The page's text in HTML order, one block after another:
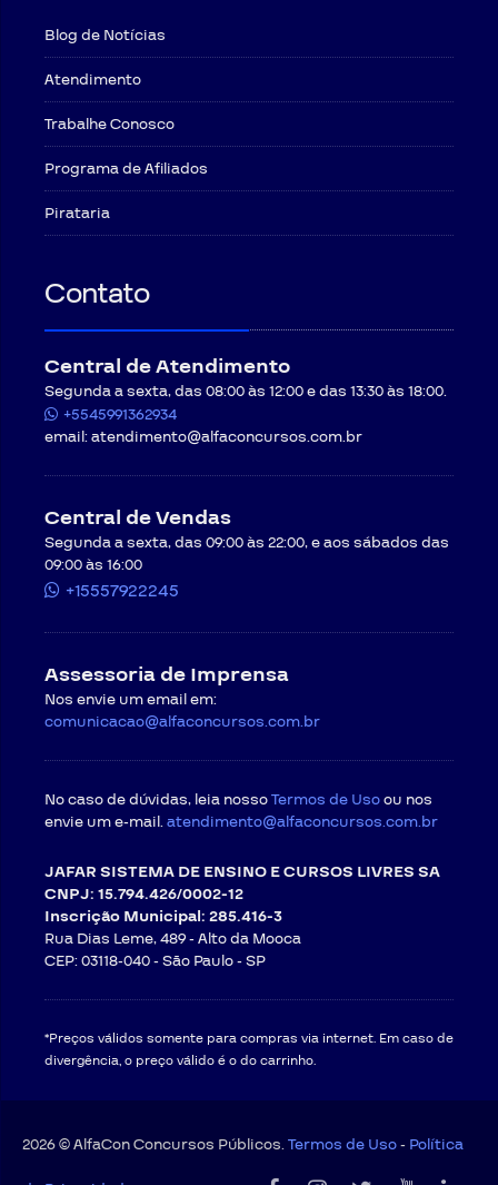
Blog de Notícias
Atendimento
Trabalhe Conosco
Programa de Afiliados
Pirataria
Contato
Central de Atendimento
Segunda a sexta, das 08:00 às 12:00 e das 13:30 às 18:00.
+5545991362934
email:atendimento@alfaconcursos.com.br
Central de Vendas
Segunda a sexta, das 09:00 às 22:00, e aos sábados das
09:00 às 16:00
+15557922245
Assessoria de Imprensa
Nos envie um email em:
comunicacao@alfaconcursos.com.br
No caso de dúvidas, leia nossoTermos de Usoou nos
envie um e-mail.atendimento@alfaconcursos.com.br
JAFAR SISTEMA DE ENSINO E CURSOS LIVRES SA
CNPJ: 15.794.426/0002-12
Inscrição Municipal: 285.416-3
Rua Dias Leme, 489 - Alto da Mooca
CEP: 03118-040 -São Paulo - SP
*Preços válidos somente para compras via internet. Em caso de
divergência, o preço válido é o do carrinho.
2026 © AlfaCon Concursos Públicos.Termos de Uso- Política